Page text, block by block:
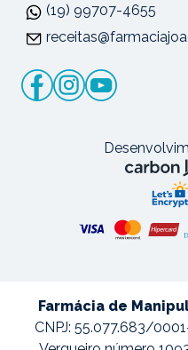
(19) 99707-4655
Farmácia de
CNPJ: 55.077.683/